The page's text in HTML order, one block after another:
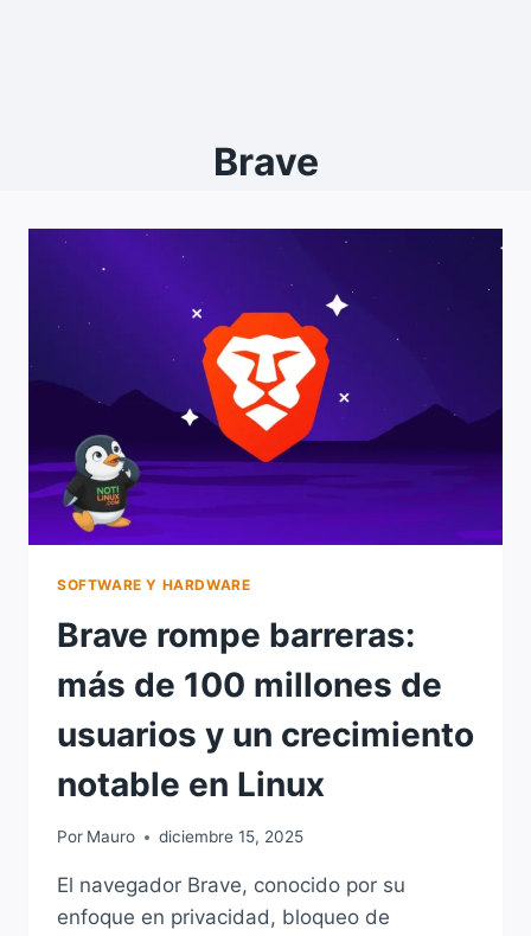
Brave
SOFTWARE Y HARDWARE
Brave rompe barreras:
más de 100 millones de
usuarios y un crecimiento
notable en Linux
Por Mauro diciembre 15, 2025
El navegador Brave, conocido por su
enfoque en privacidad, bloqueo de